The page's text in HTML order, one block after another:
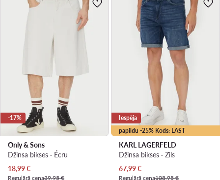
-17%
Only & Sons
Džinsa bikses · Écru
Pašreizējā cena
18,99€
Regulārā cena39,95 €
papildu -25% Kods: LAST
Iespēja
KARL LAGERFELD
Džinsa bikses · Zils
Pašreizējā cena
67,99€
Regulārā cena108,95 €